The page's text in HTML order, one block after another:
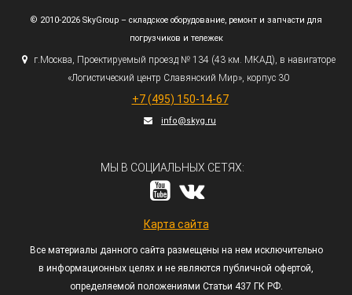
© 2010-2026 SkyGroup – складское оборудование, ремонт и запчасти для
погрузчиков и тележек
г.Москва, Проектируемый проезд № 134 (43км. МКАД), в навигаторе
«Логистический центр Славянский Мир», корпус 30
+7 (495) 150-14-67
info@skyg.ru
МЫ В СОЦИАЛЬНЫХ СЕТЯХ:
Карта сайта
Все материалы данного сайта размещены на нем исключительно
в информационных целях и не являются публичной офертой,
определяемой положениями Статьи 437 ГК РФ.